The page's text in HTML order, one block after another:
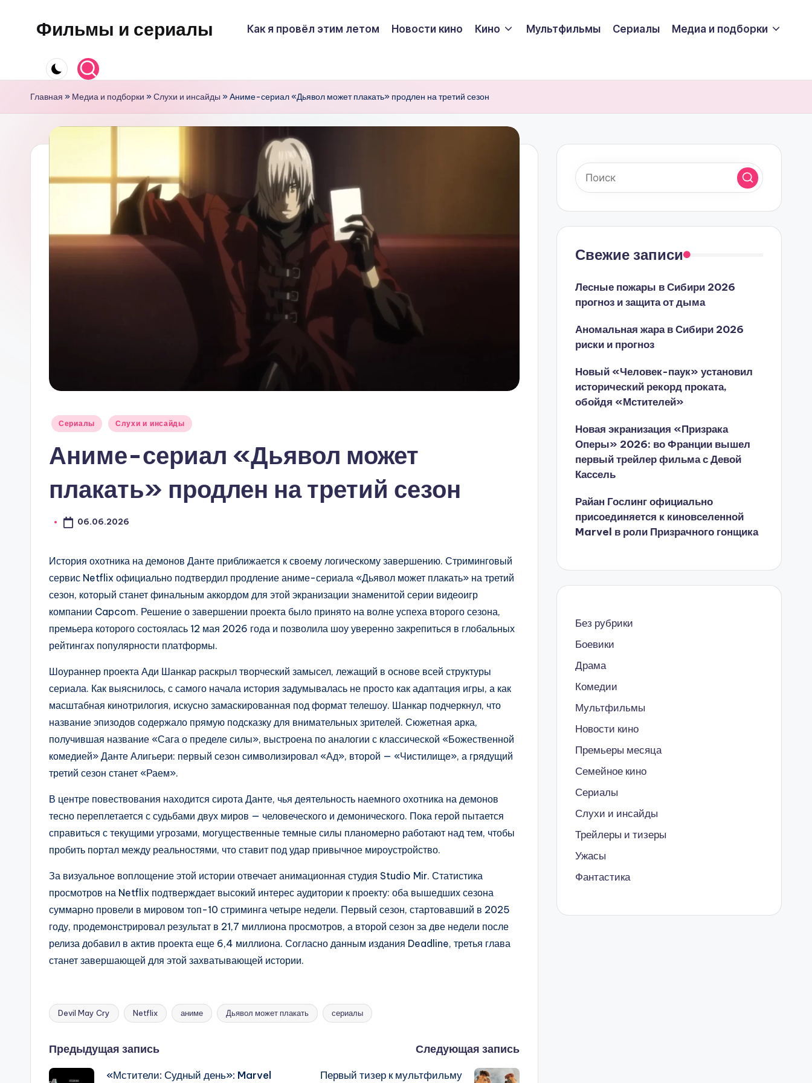
Перейти
содержимому
Фильмы и сериалы Как я провёл этим летом Новости кино Кино Мультфильмы Сериалы Медиа и подборки
Главная » Медиа и подборки »Слухи и инсайды »Аниме-сериал «Дьявол может плакать» продлен на третий сезон
Опубликовано
Сериалы Слухи и инсайды
Аниме-сериал «Дьявол может
плакать» продлен на третий сезон
06.06.2026
История охотника на демонов Данте приближается к своему логическому завершению. Стриминговый
сервис Netflix официально подтвердил продление аниме-сериала «Дьявол может плакать» на третий
сезон, который станет финальным аккордом для этой экранизации знаменитой серии видеоигр
компании Capcom. Решение о завершении проекта было принято на волне успеха второго сезона,
премьера которого состоялась 12 мая 2026 года и позволила шоу уверенно закрепиться в глобальных
рейтингах популярности платформы.
Шоураннер проекта Ади Шанкар раскрыл творческий замысел, лежащий в основе всей структуры
сериала. Как выяснилось, с самого начала история задумывалась не просто как адаптация игры, а как
масштабная кинотрилогия, искусно замаскированная под формат телешоу. Шанкар подчеркнул, что
название эпизодов содержало прямую подсказку для внимательных зрителей. Сюжетная арка,
получившая название «Сага о пределе силы», выстроена по аналогии с классической «Божественной
комедией» Данте Алигьери: первый сезон символизировал «Ад», второй — «Чистилище», а грядущий
третий сезон станет «Раем».
В центре повествования находится сирота Данте, чья деятельность наемного охотника на демонов
тесно переплетается с судьбами двух миров — человеческого и демонического. Пока герой пытается
справиться с текущими угрозами, могущественные темные силы планомерно работают над тем, чтобы
пробить портал между реальностями, что ставит под удар привычное мироустройство.
За визуальное воплощение этой истории отвечает анимационная студия Studio Mir. Статистика
просмотров на Netflix подтверждает высокий интерес аудитории к проекту: оба вышедших сезона
суммарно провели в мировом топ-10 стриминга четыре недели. Первый сезон, стартовавший в 2025
году, продемонстрировал результат в 21,7 миллиона просмотров, а второй сезон за две недели после
релиза добавил в актив проекта еще 6,4 миллиона. Согласно данным издания Deadline, третья глава
станет завершающей для этой захватывающей истории.
Метки:
Devil May Cry Netflix аниме Дьявол может плакать сериалы
Навигация
Предыдущая запись
«Мстители: Судный день»: Marvel
Следующая запись
Первый тизер к мультфильму
Свежие записи
Лесные пожары в Сибири 2026
прогноз и защита от дыма
Аномальная жара в Сибири 2026
риски и прогноз
Новый «Человек-паук» установил
исторический рекорд проката,
обойдя «Мстителей»
Новая экранизация «Призрака
Оперы» 2026: во Франции вышел
первый трейлер фильма с Девой
Кассель
Райан Гослинг официально
присоединяется к киновселенной
Marvel в роли Призрачного гонщика
Без рубрики
Боевики
Драма
Комедии
Мультфильмы
Новости кино
Премьеры месяца
Семейное кино
Сериалы
Слухи и инсайды
Трейлеры и тизеры
Ужасы
Фантастика